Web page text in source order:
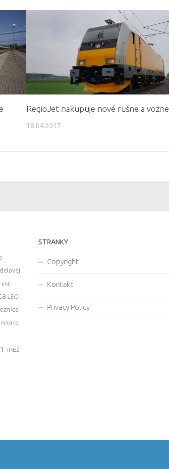
RegioJet nakupuje nové rušne a vozne
18.04.2017
kht
LEO
TREŽ
STRANKY
Copyright
Kontakt
Privacy Policy